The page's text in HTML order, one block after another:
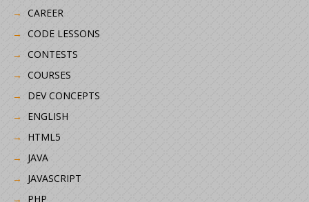
CAREER
CODE LESSONS
CONTESTS
COURSES
DEV CONCEPTS
ENGLISH
HTML5
JAVA
JAVASCRIPT
PHP